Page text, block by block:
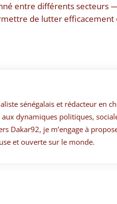
entre différents secteurs
de lutter
sénégalais et rédacteur en
dynamiques politiques,
Dakar92, je m’engage à
et ouverte sur le monde.